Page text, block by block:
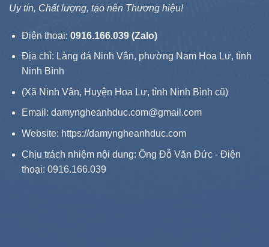
Uy tín, Chất lượng, tạo nên Thương hiệu!
Điện thoại: 0916.166.039 (Zalo)
Địa chỉ: Làng đá Ninh Vân, phường Nam Hoa Lư, tỉnh
Ninh Bình
(Xã Ninh Vân, Huyện Hoa Lư, tỉnh Ninh Bình cũ)
Email: damyngheanhduc.com@gmail.com
Website: https://damyngheanhduc.com
Chịu trách nhiệm nội dung: Ông Đỗ Văn Đức - Điện
thoại: 0916.166.039